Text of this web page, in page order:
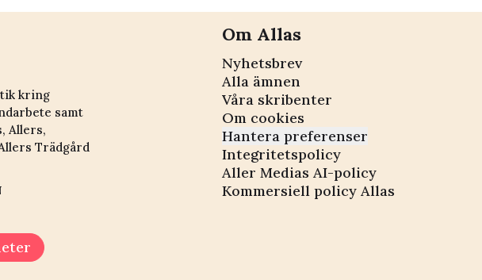
kring
samt
Allers,
Trädgård
Om Allas
Nyhetsbrev
Alla ämnen
Våra skribenter
Om cookies
Hantera preferenser
Integritetspolicy
Aller Medias AI-policy
Kommersiell policy Allas